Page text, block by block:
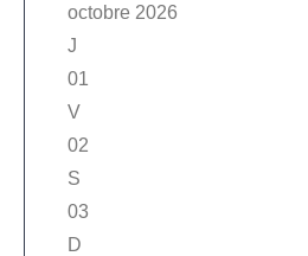
octobre 2026
J
01
V
02
S
03
D